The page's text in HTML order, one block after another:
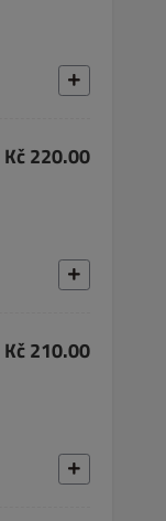
Kč 220.00
Kč 210.00